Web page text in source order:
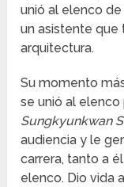
unió al elenco de
un asistente que
arquitectura.
Su momento
se unió al
Sungkyunkwan
audiencia y le
carrera, tanto a
elenco. Dio vida